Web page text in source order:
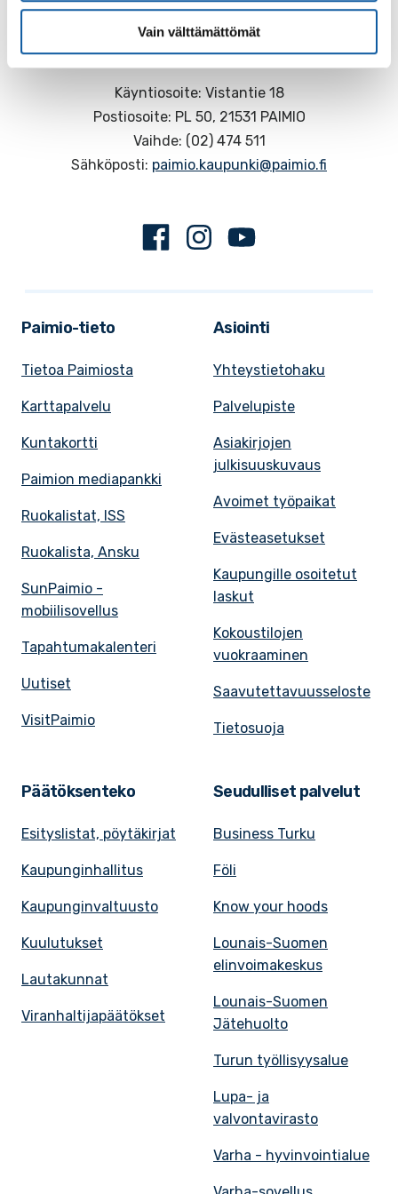
Vain välttämättömät
Käyntiosoite: Vistantie 18
Postiosoite: PL 50, 21531 PAIMIO
Vaihde: (02) 474 511
Sähköposti: paimio.kaupunki@paimio.fi
FacebookInstagram
Paimio-tieto
Tietoa Paimiosta
Karttapalvelu
Kuntakortti
Paimion mediapankki
Ruokalistat, ISS
Ruokalista, Ansku
SunPaimio -
mobiilisovellus
Tapahtumakalenteri
Uutiset
VisitPaimio
Asiointi
Yhteystietohaku
Palvelupiste
Asiakirjojen
julkisuuskuvaus
Avoimet työpaikat
Evästeasetukset
Kaupungille osoitetut
laskut
Kokoustilojen
vuokraaminen
Saavutettavuusseloste
Tietosuoja
Päätöksenteko
Esityslistat, pöytäkirjat
Kaupunginhallitus
Kaupunginvaltuusto
Kuulutukset
Lautakunnat
Viranhaltijapäätökset
Seudulliset palvelut
Business Turku
Föli
Know your hoods
Lounais-Suomen
elinvoimakeskus
Lounais-Suomen
Jätehuolto
Turun työllisyysalue
Lupa- ja
valvontavirasto
Varha - hyvinvointialue